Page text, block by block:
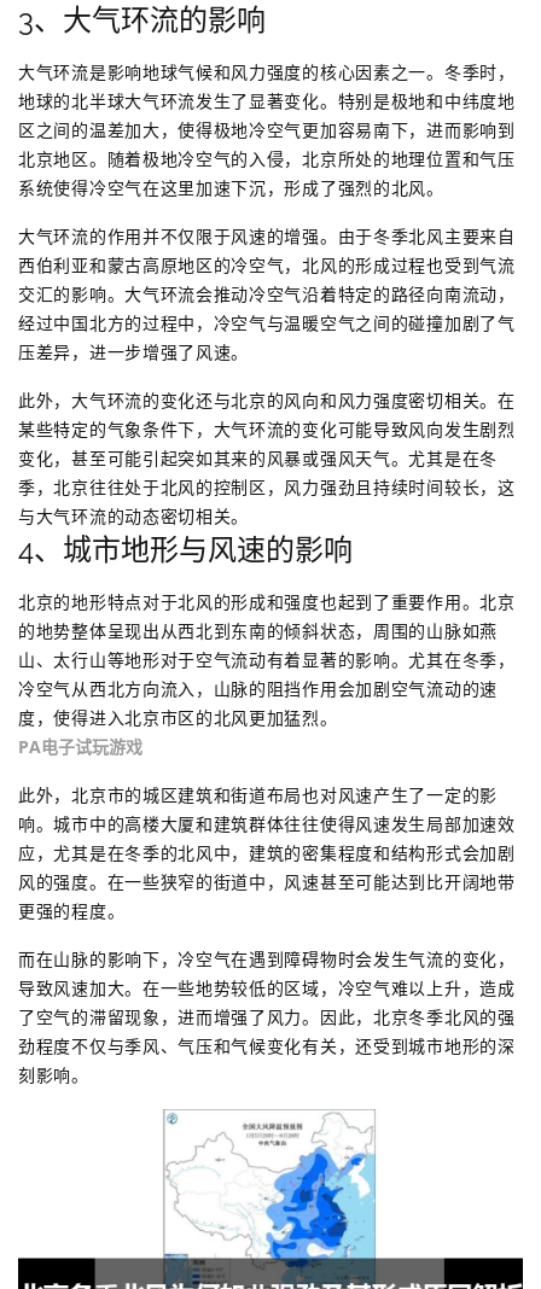
3、大气环流的影响
大气环流是影响地球气候和风力强度的核心因素之一。冬季时，
地球的北半球大气环流发生了显著变化。特别是极地和中纬度地
区之间的温差加大，使得极地冷空气更加容易南下，进而影响到
北京地区。随着极地冷空气的入侵，北京所处的地理位置和气压
系统使得冷空气在这里加速下沉，形成了强烈的北风。
大气环流的作用并不仅限于风速的增强。由于冬季北风主要来自
西伯利亚和蒙古高原地区的冷空气，北风的形成过程也受到气流
交汇的影响。大气环流会推动冷空气沿着特定的路径向南流动，
经过中国北方的过程中，冷空气与温暖空气之间的碰撞加剧了气
压差异，进一步增强了风速。
此外，大气环流的变化还与北京的风向和风力强度密切相关。在
某些特定的气象条件下，大气环流的变化可能导致风向发生剧烈
变化，甚至可能引起突如其来的风暴或强风天气。尤其是在冬
季，北京往往处于北风的控制区，风力强劲且持续时间较长，这
与大气环流的动态密切相关。
4、城市地形与风速的影响
北京的地形特点对于北风的形成和强度也起到了重要作用。北京
的地势整体呈现出从西北到东南的倾斜状态，周围的山脉如燕
山、太行山等地形对于空气流动有着显著的影响。尤其在冬季，
冷空气从西北方向流入，山脉的阻挡作用会加剧空气流动的速
度，使得进入北京市区的北风更加猛烈。
PA电子试玩游戏
此外，北京市的城区建筑和街道布局也对风速产生了一定的影
响。城市中的高楼大厦和建筑群体往往使得风速发生局部加速效
应，尤其是在冬季的北风中，建筑的密集程度和结构形式会加剧
风的强度。在一些狭窄的街道中，风速甚至可能达到比开阔地带
更强的程度。
而在山脉的影响下，冷空气在遇到障碍物时会发生气流的变化，
导致风速加大。在一些地势较低的区域，冷空气难以上升，造成
了空气的滞留现象，进而增强了风力。因此，北京冬季北风的强
劲程度不仅与季风、气压和气候变化有关，还受到城市地形的深
刻影响。